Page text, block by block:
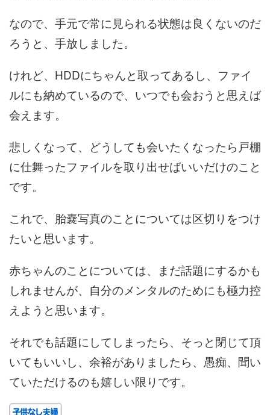
なので、手元で常に見られる状態は良くないのだ
ろうと、手放しました。
けれど、HDDにちゃんと取ってあるし、ファイ
ルにも納めているので、いつでも会おうと思えば
会えます。
悲しくなって、どうしても会いたくなったら戸棚
に仕舞ったファイルを取り出せばいいだけのこと
です。
これで、胎嚢写真のことについては区切りをつけ
たいと思います。
赤ちゃんのことについては、まだ話題にするかも
しれませんが、自分のメンタルのためにも極力控
えようと思います。
それでも話題にしてしまったら、そっと閉じて頂
いてもいいし、余裕がありましたら、愚痴、聞い
ていただけるのも嬉しい限りです。